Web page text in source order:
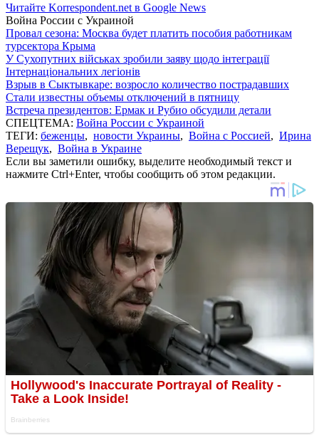
Читайте Korrespondent.net в Google News
Война России с Украиной
Провал сезона: Москва будет платить пособия работникам
турсектора Крыма
У Сухопутних військах зробили заяву щодо інтеграції
Інтернаціональних легіонів
Взрыв в Сыктывкаре: возросло количество пострадавших
Стали известны объемы отключений в пятницу
Встреча президентов: Ермак и Рубио обсудили детали
СПЕЦТЕМА: Война России с Украиной
ТЕГИ: беженцы, новости Украины, Война с Россией, Ирина
Верещук, Война в Украине
Если вы заметили ошибку, выделите необходимый текст и
нажмите Ctrl+Enter, чтобы сообщить об этом редакции.